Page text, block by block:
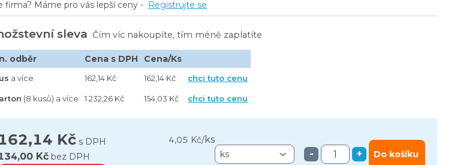
162,14 Kč s DPH 4,05 Kč/ks
Kč bez DPH
- + Do košíku
firma? Máme pro vás lepší ceny - Registrujte se
sleva Čím víc nakoupíte, tím méně zaplatíte
odběr Cena s DPH Cena/Ks
a více 162,14 Kč 162,14 Kč chci tuto cenu
(8 kusů) a více 1 232,26 Kč 154,03 Kč chci tuto cenu